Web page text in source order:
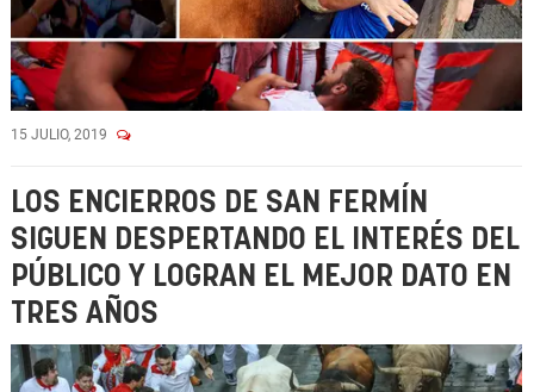
15 JULIO, 2019
LOS ENCIERROS DE SAN FERMÍN
SIGUEN DESPERTANDO EL INTERÉS DEL
PÚBLICO Y LOGRAN EL MEJOR DATO EN
TRES AÑOS